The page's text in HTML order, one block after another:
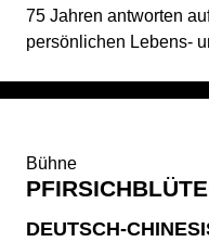
75 Jahren antworten
persönlichen Lebens-
Bühne
DEUTSCH-